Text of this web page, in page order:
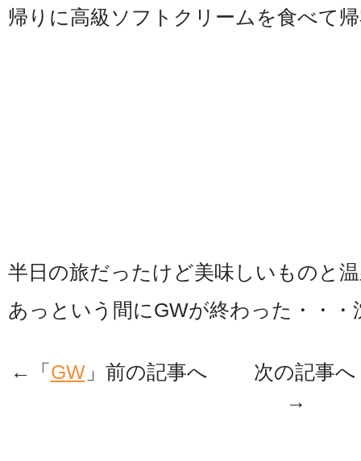
帰りに高級ソフトクリームを食べて
半日の旅だったけど美味しいものと
あっという間にGWが終わった・・・
←「 GW」前の記事へ 次の記事へ
→